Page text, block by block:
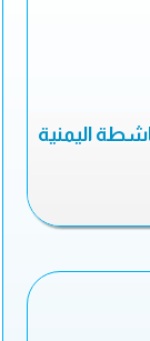
اليمنية